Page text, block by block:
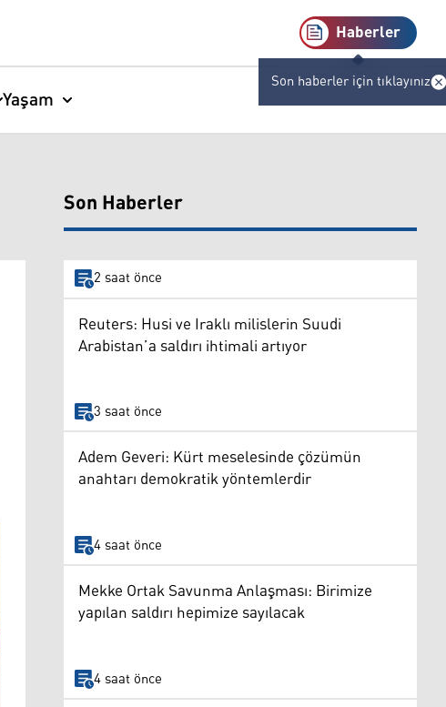
Haberler
Son haberler için tıklayınız
Yaşam
Son Haberler
2 saat önce
Reuters: Husi ve Iraklı milislerin Suudi
Arabistan’a saldırı ihtimali artıyor
3 saat önce
Adem Geveri: Kürt meselesinde çözümün
anahtarı demokratik yöntemlerdir
4 saat önce
Mekke Ortak Savunma Anlaşması: Birimize
yapılan saldırı hepimize sayılacak
4 saat önce